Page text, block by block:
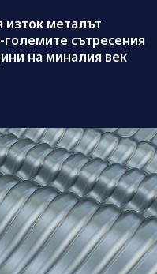
изток металът
сътресения
на миналия век